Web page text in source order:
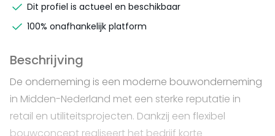
Dit profiel is actueel en beschikbaar
100% onafhankelijk platform
Beschrijving
De onderneming is een moderne bouwonderneming
in Midden-Nederland met een sterke reputatie in
retail en utiliteitsprojecten. Dankzij een flexibel
bouwconcept realiseert het bedrijf korte